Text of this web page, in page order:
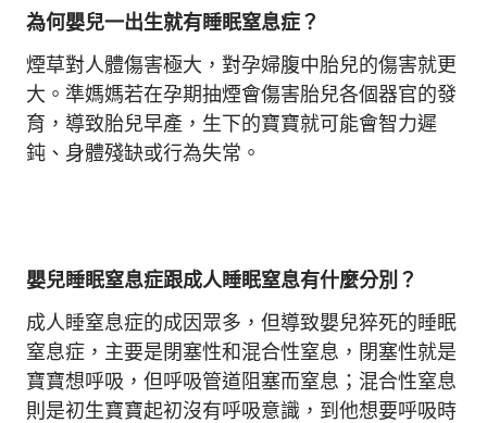
為何嬰兒一出生就有睡眠窒息症？
煙草對人體傷害極大，對孕婦腹中胎兒的傷害就更
大。準媽媽若在孕期抽煙會傷害胎兒各個器官的發
育，導致胎兒早產，生下的寶寶就可能會智力遲
鈍、身體殘缺或行為失常。
嬰兒睡眠窒息症跟成人睡眠窒息有什麼分別？
成人睡窒息症的成因眾多，但導致嬰兒猝死的睡眠
窒息症，主要是閉塞性和混合性窒息，閉塞性就是
寶寶想呼吸，但呼吸管道阻塞而窒息；混合性窒息
則是初生寶寶起初沒有呼吸意識，到他想要呼吸時